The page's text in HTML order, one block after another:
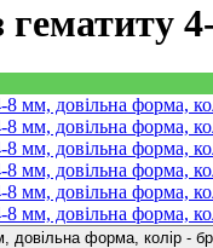
довільна форма, колір -